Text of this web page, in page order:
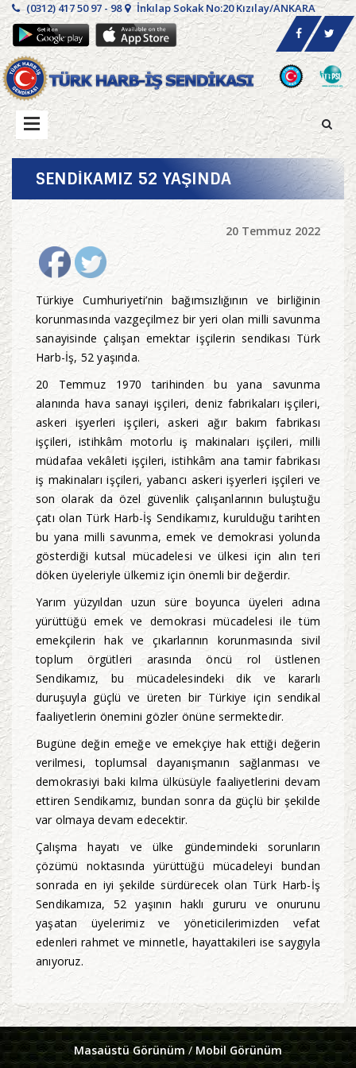
(0312) 417 50 97 - 98 İnkılap Sokak No:20 Kızılay/ANKARA
SENDİKAMIZ 52 YAŞINDA
20 Temmuz 2022
Türkiye Cumhuriyeti’nin bağımsızlığının ve birliğinin
korunmasında vazgeçilmez bir yeri olan milli savunma
sanayisinde çalışan emektar işçilerin sendikası Türk
Harb-İş, 52 yaşında.
20 Temmuz 1970 tarihinden bu yana savunma
alanında hava sanayi işçileri, deniz fabrikaları işçileri,
askeri işyerleri işçileri, askeri ağır bakım fabrikası
işçileri, istihkâm motorlu iş makinaları işçileri, milli
müdafaa vekâleti işçileri, istihkâm ana tamir fabrikası
iş makinaları işçileri, yabancı askeri işyerleri işçileri ve
son olarak da özel güvenlik çalışanlarının buluştuğu
çatı olan Türk Harb-İş Sendikamız, kurulduğu tarihten
bu yana milli savunma, emek ve demokrasi yolunda
gösterdiği kutsal mücadelesi ve ülkesi için alın teri
döken üyeleriyle ülkemiz için önemli bir değerdir.
Yarım yüzyıldan uzun süre boyunca üyeleri adına
yürüttüğü emek ve demokrasi mücadelesi ile tüm
emekçilerin hak ve çıkarlarının korunmasında sivil
toplum örgütleri arasında öncü rol üstlenen
Sendikamız, bu mücadelesindeki dik ve kararlı
duruşuyla güçlü ve üreten bir Türkiye için sendikal
faaliyetlerin önemini gözler önüne sermektedir.
Bugüne değin emeğe ve emekçiye hak ettiği değerin
verilmesi, toplumsal dayanışmanın sağlanması ve
demokrasiyi baki kılma ülküsüyle faaliyetlerini devam
ettiren Sendikamız, bundan sonra da güçlü bir şekilde
var olmaya devam edecektir.
Çalışma hayatı ve ülke gündemindeki sorunların
çözümü noktasında yürüttüğü mücadeleyi bundan
sonrada en iyi şekilde sürdürecek olan Türk Harb-İş
Sendikamıza, 52 yaşının haklı gururu ve onurunu
yaşatan üyelerimiz ve yöneticilerimizden vefat
edenleri rahmet ve minnetle, hayattakileri ise saygıyla
anıyoruz.
Masaüstü Görünüm/ Mobil Görünüm